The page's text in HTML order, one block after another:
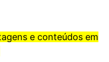
e conteúdos em